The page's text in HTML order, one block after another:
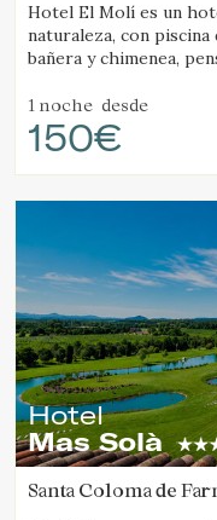
Hotel El Molí es un
naturaleza, con
bañera y chimenea,
1 noche desde
150€
Hotel
Mas Solà
Santa Coloma de